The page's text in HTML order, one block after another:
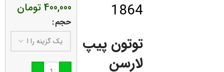
1864
توتون پیپ
لارسن
400,000 تومان
حجم